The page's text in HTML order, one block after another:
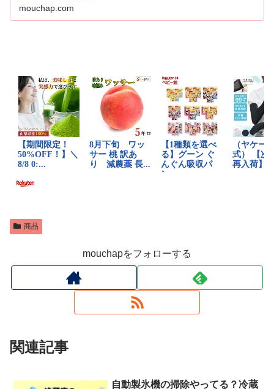
mouchap.com
商品
mouchapをフォローする
関連記事
自動製氷機の掃除やってる？冷蔵